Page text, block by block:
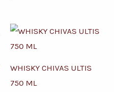
WHISKY CHIVAS ULTIS
750 ML